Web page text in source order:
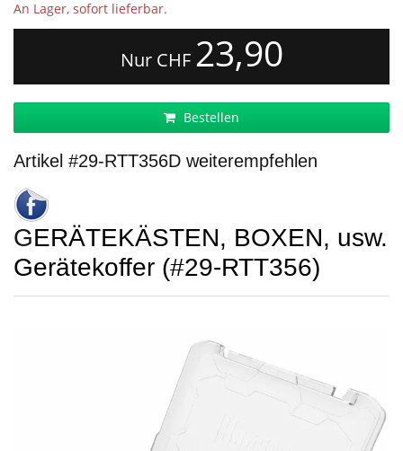
An Lager, sofort lieferbar.
Nur CHF 23,90
Bestellen
Artikel #29-RTT356D weiterempfehlen
GERÄTEKÄSTEN, BOXEN, usw.
Gerätekoffer (#29-RTT356)